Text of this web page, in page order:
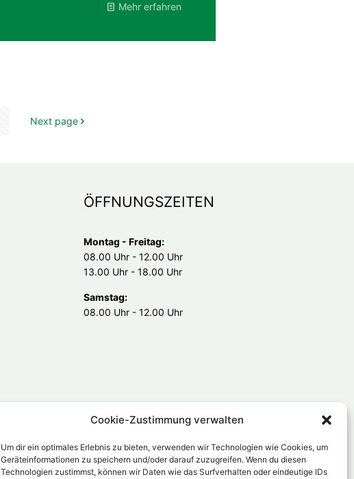
Cookie-Zustimmung verwalten
Um dir ein optimales Erlebnis zu bieten, verwenden wir Technologien wie Cookies, um
Geräteinformationen zu speichern und/oder darauf zuzugreifen. Wenn du diesen
Technologien zustimmst, können wir Daten wie das Surfverhalten oder eindeutige IDs
Mehr erfahren
Next page
ÖFFNUNGSZEITEN
Montag - Freitag:
08.00 Uhr - 12.00 Uhr
13.00 Uhr - 18.00 Uhr
Samstag:
08.00 Uhr - 12.00 Uhr